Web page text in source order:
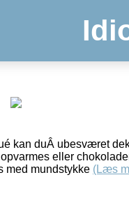
kan duÂ ubesværet
eller
med mundstykke (Læs